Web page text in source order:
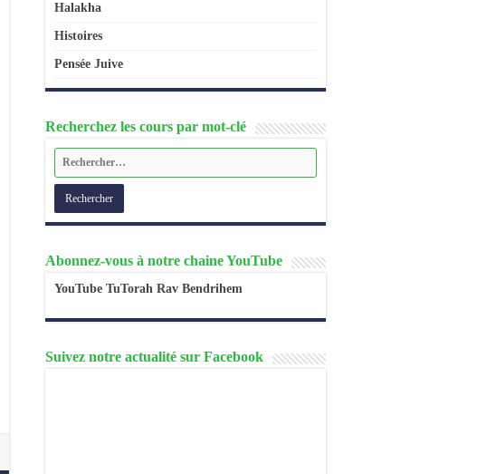
Halakha
Histoires
Pensée Juive
Recherchez les cours par mot-clé
Abonnez-vous à notre chaine YouTube
YouTube TuTorah Rav Bendrihem
Suivez notre actualité sur Facebook